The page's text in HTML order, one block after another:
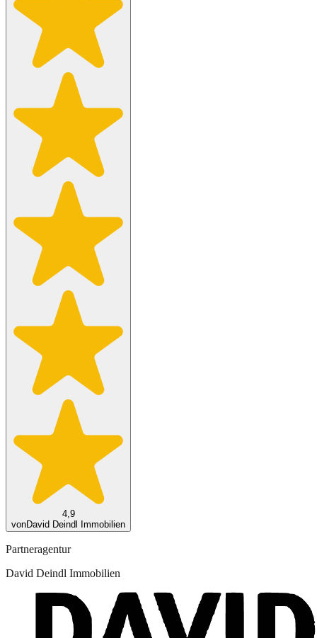
4,9
vonDavid Deindl Immobilien
Partneragentur
David Deindl Immobilien